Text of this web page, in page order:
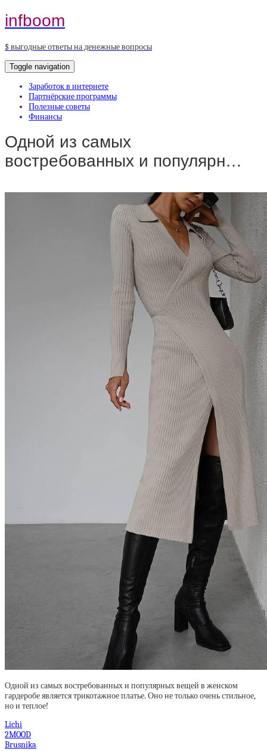
infboom
$ выгодные ответы на денежные вопросы
Toggle navigation
Заработок в интернете
Партнёрские программы
Полезные советы
Финансы
Одной из самых
востребованных и популярн…
Одной из самых востребованных и популярных вещей в женском
гардеробе является трикотажное платье. Оно не только очень стильное,
но и теплое!
Lichi
2MOOD
Brusnika